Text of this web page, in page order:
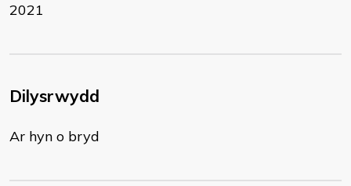
2021
Dilysrwydd
Ar hyn o bryd